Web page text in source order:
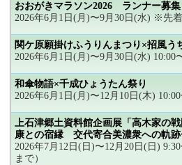
おおがきマラソン2026 ランナー募集
2026年6月1日(月)〜9月30日(水) ※先
関ケ原願掛けふうりんまつり×招風う
2026年6月1日(月)〜9月30日(水) 10:00
和傘物語×千成ひょうたん祭り
2026年6月1日(月)〜12月10日(木)
上石津郷土資料館企画展「高木家の
康との宿縁 交代寄合美濃衆への軌跡
2026年7月12日(日)〜12月20日(日)
まで）